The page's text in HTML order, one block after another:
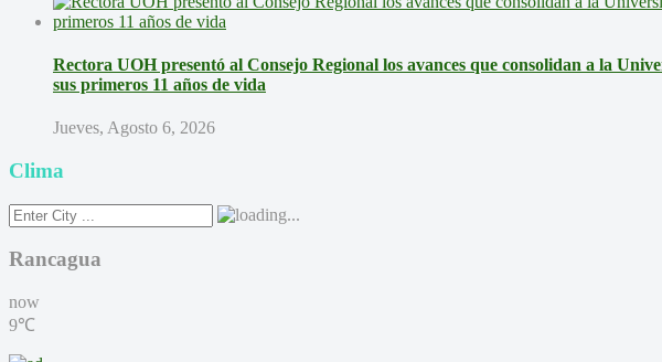
Rectora UOH presentó al Consejo Regional los avances que consolidan a la
sus primeros 11 años de vida
Jueves, Agosto 6, 2026
Clima
Rancagua
now
9℃